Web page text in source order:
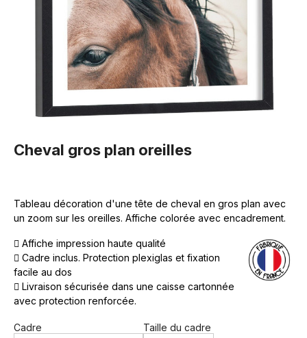
Cheval gros plan oreilles
Tableau décoration d'une tête de cheval en gros plan avec
un zoom sur les oreilles. Affiche colorée avec encadrement.
Affiche impression haute qualité
Cadre inclus. Protection plexiglas et fixation
facile au dos
Livraison sécurisée dans une caisse cartonnée
avec protection renforcée.
Cadre Taille du cadre